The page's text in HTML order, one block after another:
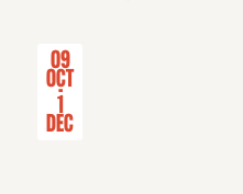
09
Oct
-
1
Dec